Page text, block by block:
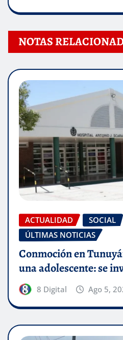
NOTAS
ACTUALIDAD SOCIAL
ÚLTIMAS NOTICIAS
Conmoción en
una adolescente: se
8 Digital Ago 5,